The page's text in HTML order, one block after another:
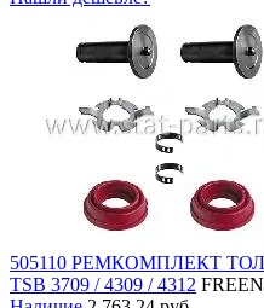
505110 РЕМКОМПЛЕКТ
TSB 3709 / 4309 / 4312